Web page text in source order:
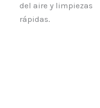
del aire y limpiezas
rápidas.